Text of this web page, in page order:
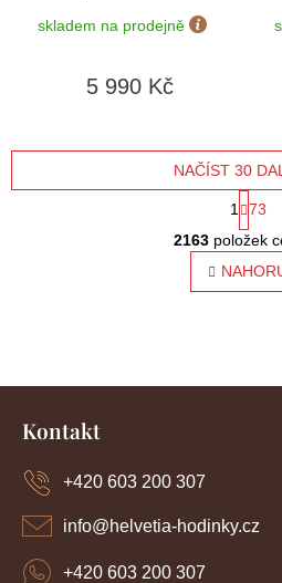
Gray 010-02863-30+
možnost výměny do 90
skladem na prodejně
5 990 Kč
O
v
l
á
ý
NAČÍST 30
S
t
r
k
n
1
73
2163 položek
Z
Kontakt
info@helvetia-hodinky.cz
+420 603 200 307
+420 603 200 307